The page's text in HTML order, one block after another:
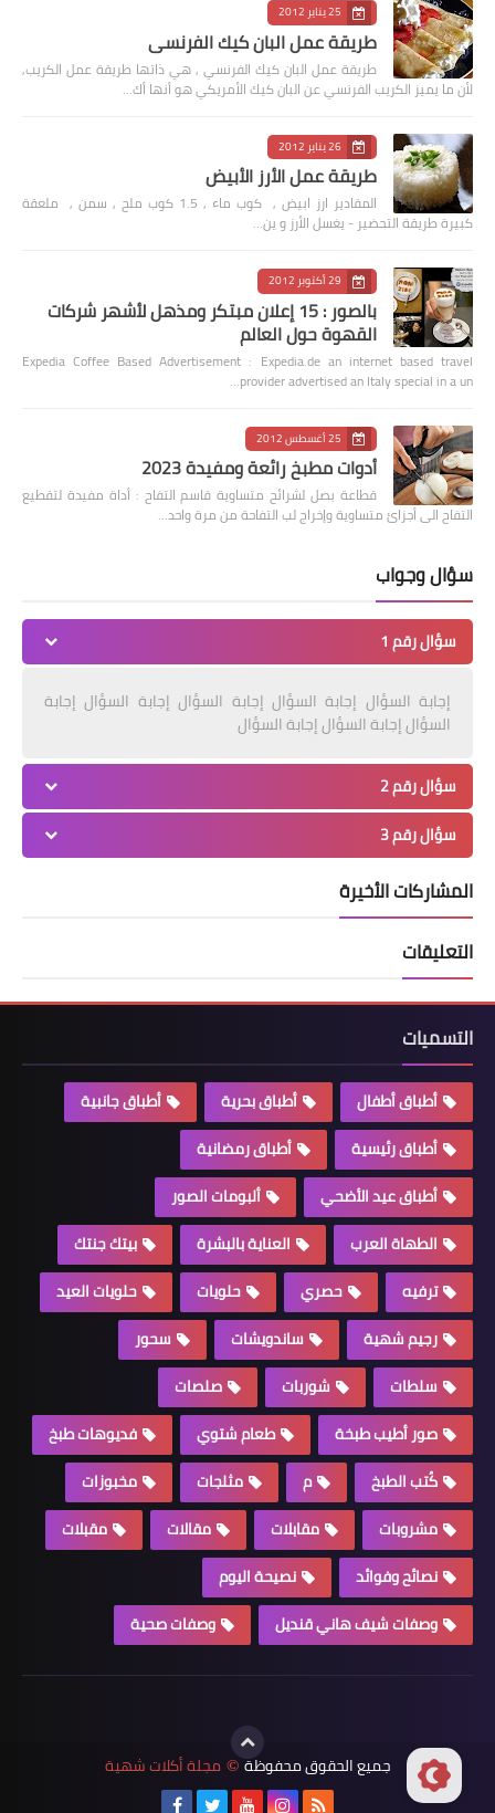
25 يناير 2012
طريقة عمل البان كيك الفرنسي
طريقة عمل البان كيك الفرنسي , هي ذاتها طريقة عمل الكريب,
لأن ما يميز الكريب الفرنسي عن البان كيك الأمريكي هو أنها أك…
26 يناير 2012
طريقة عمل الأرز الأبيض
المقادير ارز ابيض , كوب ماء , 1.5 كوب ملح , سمن , ملعقة
كبيرة طريقة التحضير - يغسل الأرز و ين…
29 أكتوبر 2012
بالصور : 15 إعلان مبتكر ومذهل لأشهر شركات
القهوة حول العالم
Expedia Coffee Based Advertisement : Expedia.de an internet based travel
provider advertised an Italy special in a un…
25 أغسطس 2012
أدوات مطبخ رائعة ومفيدة 2023
قطاعة بصل لشرائح متساوية قاسم التفاح : أداة مفيدة لتقطيع
التفاح الى أجزائ متساوية وإخراج لب التفاحة من مرة واحد…
سؤال وجواب
سؤال رقم 1
إجابة السؤال إجابة السؤال إجابة السؤال إجابة السؤال إجابة
السؤال إجابة السؤال إجابة السؤال
سؤال رقم 2
سؤال رقم 3
المشاركات الأخيرة
التعليقات
التسميات
أطباق أطفال أطباق بحرية
أطباق جانبية
أطباق رئيسية
أطباق رمضانية
أطباق عيد الأضحي
ألبومات الصور
الطهاة العرب
العناية بالبشرة
بيتك جنتك
ترفيه
حصري حلويات
حلويات العيد
رجيم شهية
ساندويشات
سحور
سلطات
شوربات
صلصات
صور أطيب طبخة
طعام شتوي
فديوهات طبخ
كُتب الطبخ
م مثلجات
مخبوزات
مشروبات
مقابلات مقالات
مقبلات
نصائح وفوائد
نصيحة اليوم
وصفات شيف هاني قنديل
وصفات صحية
جميع الحقوق محفوظة © مجلة أكلات شهية